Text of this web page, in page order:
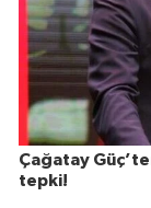
Çağatay
tepki!